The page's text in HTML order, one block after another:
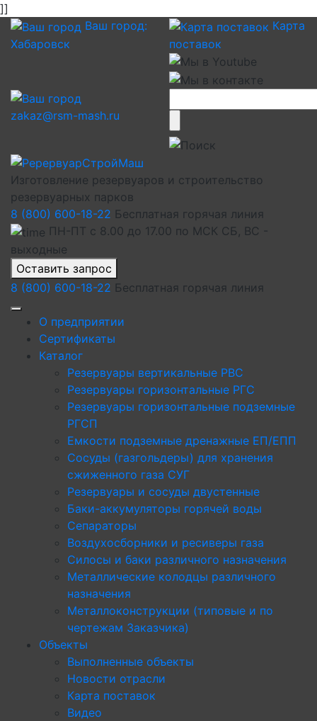
]]
Ваш город:
Хабаровск
Карта
поставок
zakaz@rsm-mash.ru
Изготовление резервуаров и строительство
резервуарных парков
8 (800) 600-18-22 Бесплатная горячая линия
ПН-ПТ с 8.00 до 17.00 по МСК СБ, ВС -
выходные
Оставить запрос
8 (800) 600-18-22 Бесплатная горячая линия
О предприятии
Сертификаты
Каталог
Резервуары вертикальные РВС
Резервуары горизонтальные РГС
Резервуары горизонтальные подземные
РГСП
Емкости подземные дренажные ЕП/ЕПП
Сосуды (газгольдеры) для хранения
сжиженного газа СУГ
Резервуары и сосуды двустенные
Баки-аккумуляторы горячей воды
Сепараторы
Воздухосборники и ресиверы газа
Силосы и баки различного назначения
Металлические колодцы различного
назначения
Металлоконструкции (типовые и по
чертежам Заказчика)
Объекты
Выполненные объекты
Новости отрасли
Карта поставок
Видео